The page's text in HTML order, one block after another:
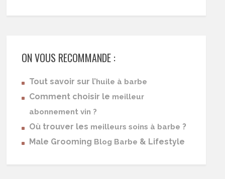
ON VOUS RECOMMANDE :
Tout savoir sur l’huile à barbe
Comment choisir le meilleur
abonnement vin ?
Où trouver les meilleurs soins à barbe ?
Male Grooming Blog Barbe & Lifestyle